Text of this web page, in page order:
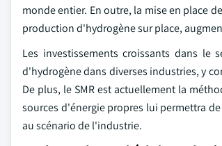
monde entier. En outre, la mise en place
production d'hydrogène sur place,
Les investissements croissants dans le
d'hydrogène dans diverses industries, y
De plus, le SMR est actuellement la
sources d'énergie propres lui permettra
au scénario de l'industrie.